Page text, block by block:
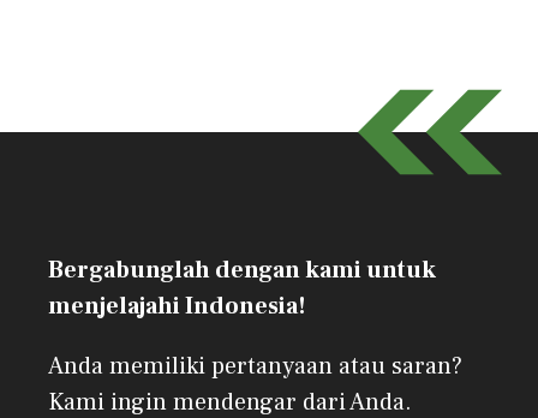
Bergabunglah dengan kami untuk
menjelajahi Indonesia!
Anda memiliki pertanyaan atau saran?
Kami ingin mendengar dari Anda.